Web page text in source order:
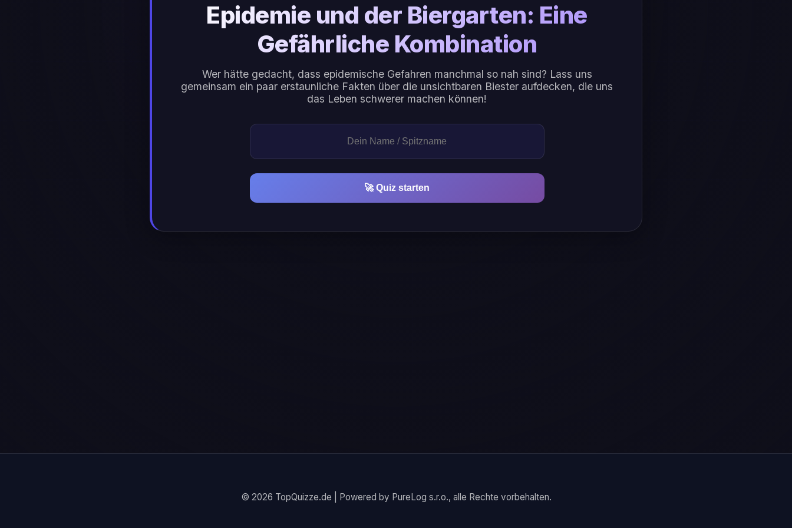
Epidemie und der Biergarten: Eine
Gefährliche Kombination
Wer hätte gedacht, dass epidemische Gefahren manchmal so nah sind? Lass uns
gemeinsam ein paar erstaunliche Fakten über die unsichtbaren Biester aufdecken, die uns
das Leben schwerer machen können!
🚀 Quiz starten
© 2026 TopQuizze.de | Powered by PureLog s.r.o., alle Rechte vorbehalten.